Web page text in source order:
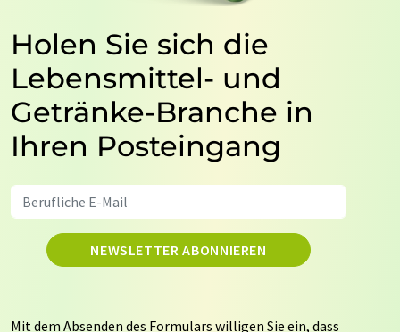
Holen Sie sich die
Lebensmittel- und
Getränke-Branche in
Ihren Posteingang
NEWSLETTER ABONNIEREN
Mit dem Absenden des Formulars willigen Sie ein, dass